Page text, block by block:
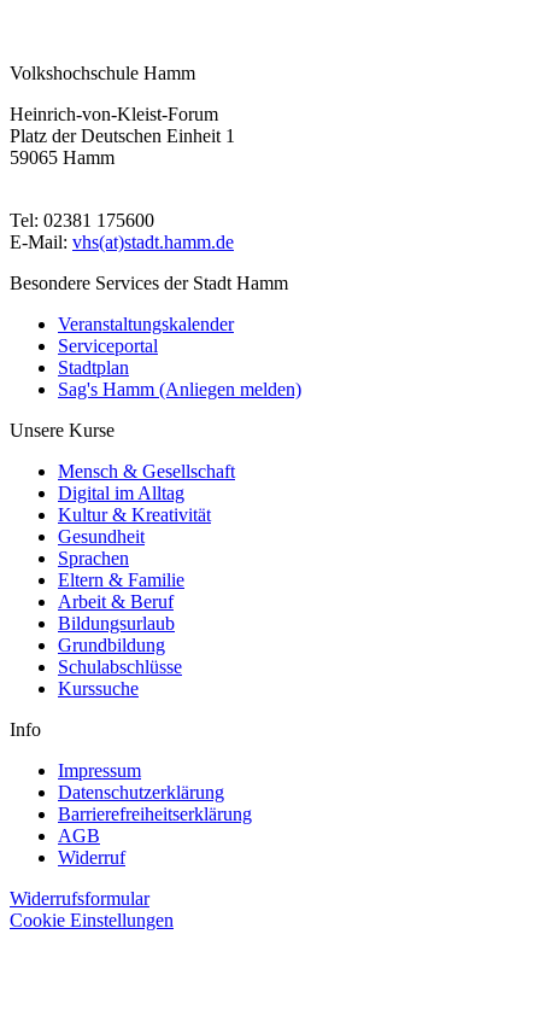
Volkshochschule Hamm
Heinrich-von-Kleist-Forum
Platz der Deutschen Einheit 1
59065 Hamm
Tel: 02381 175600
E-Mail: vhs(at)stadt.hamm.de
Besondere Services der Stadt Hamm
Veranstaltungskalender
Serviceportal
Stadtplan
Sag's Hamm (Anliegen melden)
Unsere Kurse
Mensch & Gesellschaft
Digital im Alltag
Kultur & Kreativität
Gesundheit
Sprachen
Eltern & Familie
Arbeit & Beruf
Bildungsurlaub
Grundbildung
Schulabschlüsse
Kurssuche
Info
Impressum
Datenschutzerklärung
Barrierefreiheitserklärung
AGB
Widerruf
Widerrufsformular
Cookie Einstellungen